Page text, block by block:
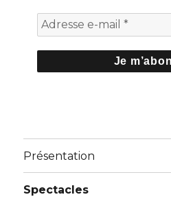
Présentation
Spectacles